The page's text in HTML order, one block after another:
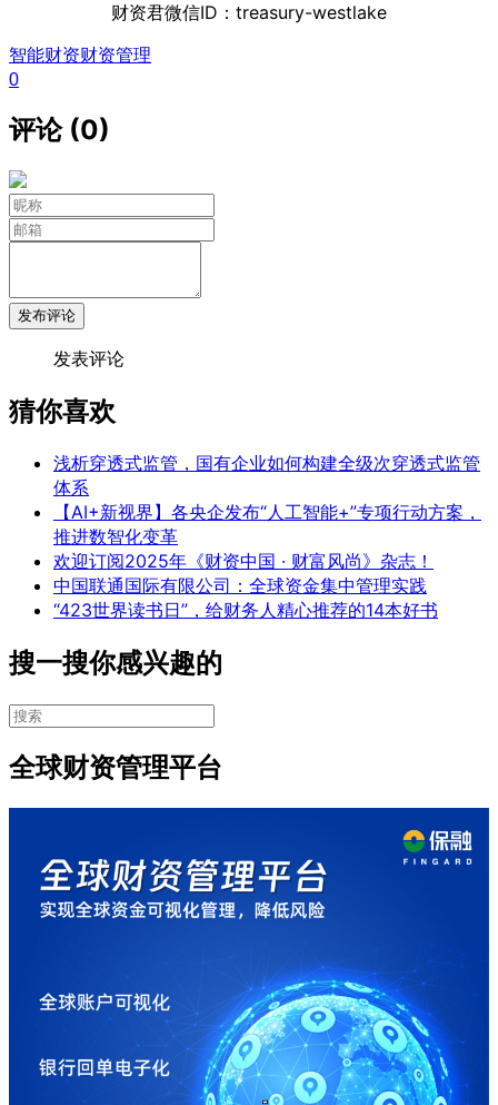
财资君微信ID：treasury-westlake
智能财资财资管理
0
评论 (0)
发布评论
发表评论
猜你喜欢
浅析穿透式监管，国有企业如何构建全级次穿透式监管
体系
【AI+新视界】各央企发布“人工智能+”专项行动方案，
推进数智化变革
欢迎订阅2025年《财资中国 · 财富风尚》杂志！
中国联通国际有限公司：全球资金集中管理实践
“423世界读书日”，给财务人精心推荐的14本好书
搜一搜你感兴趣的
全球财资管理平台